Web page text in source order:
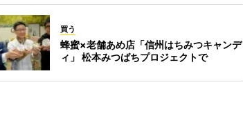
買う
蜂蜜×老舗あめ店「信州はちみつキャンデ
ィ」 松本みつばちプロジェクトで